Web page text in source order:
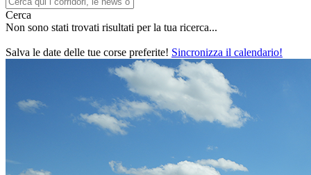
Cerca
Non sono stati trovati risultati per la tua ricerca...
Salva le date delle tue corse preferite! Sincronizza il calendario!